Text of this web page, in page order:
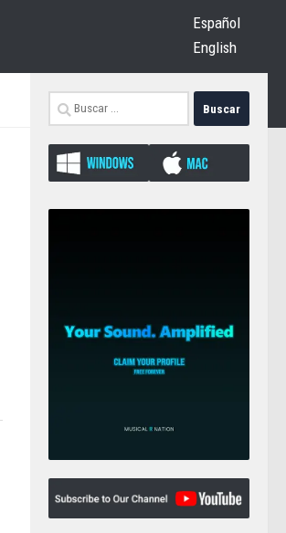
Español
English
Buscar: